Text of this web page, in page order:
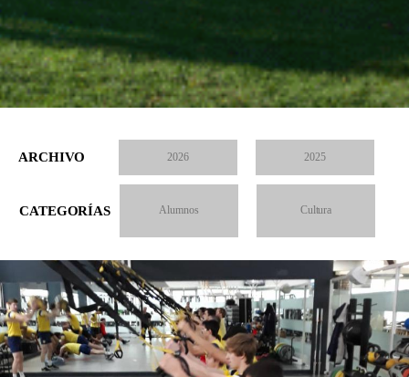
ARCHIVO 2026 2025
CATEGORÍAS Alumnos Cultura